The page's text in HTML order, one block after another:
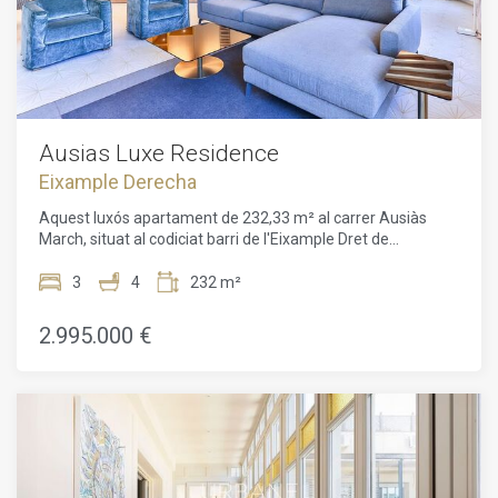
acabats luxosos i una decoració que combina l'elegància
històrica amb les comoditats modernes. Representa una
magnífica oportunitat per a aquells que busquen una
propietat exclusiva al cor de Barcelona. S'ofereix a la venda
per 1.600.000 euros, el que la converteix en una inversió
principal en una de les zones més sol·licitades de Barcelona.
Les imatges adjuntes representen el projecte de
rehabilitació, prometent ser de qualitat excepcional. Per a
més detalls o per programar una visita, si us plau visiteu el
nostre lloc web o contacteu directament amb el nostre
equip de vendes.
Ausias Luxe Residence
Eixample Derecha
Aquest luxós apartament de 232,33 m² al carrer Ausiàs
March, situat al codiciat barri de l'Eixample Dret de
moderna. A només uns passos de la Plaça Catalunya i del
nova construcció dins d'un edifici d'angle datat de 1895.
Aquest edifici de sis plantes es caracteritza per la seva
moderns i excepcionals zones comunes. Aquest espaiós
apartament, amb tres dormitoris i quatre banys, és
l'exemple perfecte de luxe urbà al cor de la ciutat.Els
interiors han estat dissenyats per l'estudi d'arquitectura de
prestigi Daar Architects, que ha sabut combinar un disseny
3 4 232 m²
2.995.000 €